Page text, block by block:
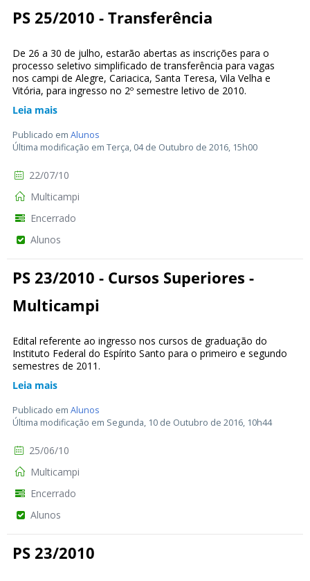
PS 25/2010 - Transferência
De 26 a 30 de julho, estarão abertas as inscrições para o
processo seletivo simplificado de transferência para vagas
nos campi de Alegre, Cariacica, Santa Teresa, Vila Velha e
Vitória, para ingresso no 2º semestre letivo de 2010.
Leia mais
Publicado em Alunos
Última modificação em Terça, 04 de Outubro de 2016, 15h00
22/07/10
Multicampi
Encerrado
Alunos
PS 23/2010 - Cursos Superiores -
Multicampi
Edital referente ao ingresso nos cursos de graduação do
Instituto Federal do Espírito Santo para o primeiro e segundo
semestres de 2011.
Leia mais
Publicado em Alunos
Última modificação em Segunda, 10 de Outubro de 2016, 10h44
25/06/10
Multicampi
Encerrado
Alunos
PS 23/2010